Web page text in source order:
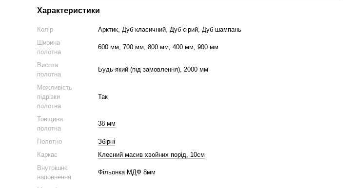
Характеристики
Колір
Арктик, Дуб класичний, Дуб сірий, Дуб шампань
Ширина
полотна
600 мм, 700 мм, 800 мм, 400 мм, 900 мм
Висота
полотна
Будь-який (під замовлення), 2000 мм
Можливість
підрізки
полотна
Так
Товщина
полотна
38 мм
Полотно
Збірні
Каркас
Клеєний масив хвойних порід, 10см
Внутрішнє
наповнення
Фільонка МДФ 8мм